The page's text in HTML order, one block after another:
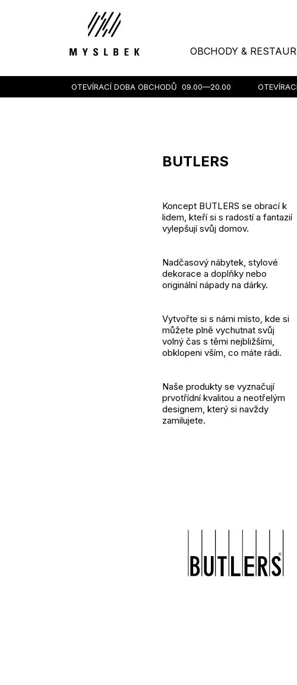
OBCHODY &
OTEVÍRACÍ DOBA OBCHODŮ 09.00—20.00
BUTLERS
Koncept BUTLERS se obrací k
lidem, kteří si s radostí a fantazií
vylepšují svůj domov.
Nadčasový nábytek, stylové
dekorace a doplňky nebo
originální nápady na dárky.
Vytvořte si s námi místo, kde si
můžete plně vychutnat svůj
volný čas s těmi nejbližšími,
obklopeni vším, co máte rádi.
Naše produkty se vyznačují
prvotřídní kvalitou a neotřelým
designem, který si navždy
zamilujete.